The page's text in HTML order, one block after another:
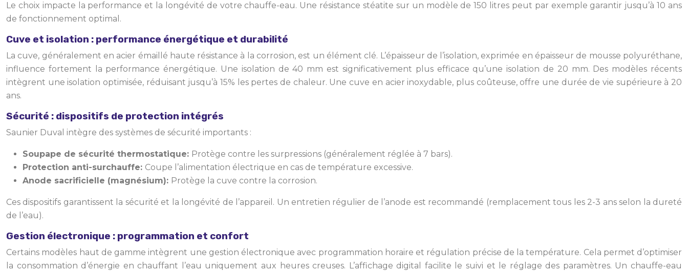
Le choix impacte la performance et la longévité de votre chauffe-eau. Une résistance stéatite sur un modèle de 150 litres peut par exemple garantir jusqu’à 10 ans
de fonctionnement optimal.
Cuve et isolation : performance énergétique et durabilité
La cuve, généralement en acier émaillé haute résistance à la corrosion, est un élément clé. L’épaisseur de l’isolation, exprimée en épaisseur de mousse polyuréthane,
influence fortement la performance énergétique. Une isolation de 40 mm est significativement plus efficace qu’une isolation de 20 mm. Des modèles récents
intègrent une isolation optimisée, réduisant jusqu’à 15% les pertes de chaleur. Une cuve en acier inoxydable, plus coûteuse, offre une durée de vie supérieure à 20
ans.
Sécurité : dispositifs de protection intégrés
Saunier Duval intègre des systèmes de sécurité importants :
Soupape de sécurité thermostatique: Protège contre les surpressions (généralement réglée à 7 bars).
Protection anti-surchauffe: Coupe l’alimentation électrique en cas de température excessive.
Anode sacrificielle (magnésium): Protège la cuve contre la corrosion.
Ces dispositifs garantissent la sécurité et la longévité de l’appareil. Un entretien régulier de l’anode est recommandé (remplacement tous les 2-3 ans selon la dureté
de l’eau).
Gestion électronique : programmation et confort
Certains modèles haut de gamme intègrent une gestion électronique avec programmation horaire et régulation précise de la température. Cela permet d’optimiser
la consommation d’énergie en chauffant l’eau uniquement aux heures creuses. L’affichage digital facilite le suivi et le réglage des paramètres. Un chauffe-eau